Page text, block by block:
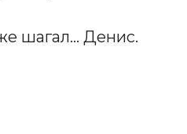
шагал… Денис.